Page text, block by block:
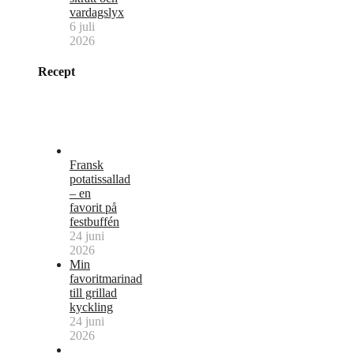
vardagslyx
6 juli
2026
Recept
Fransk
potatissallad
– en
favorit på
festbuffén
24 juni
2026
Min
favoritmarinad
till grillad
kyckling
24 juni
2026